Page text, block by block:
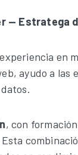
— Estratega
en
ayudo a las
, con